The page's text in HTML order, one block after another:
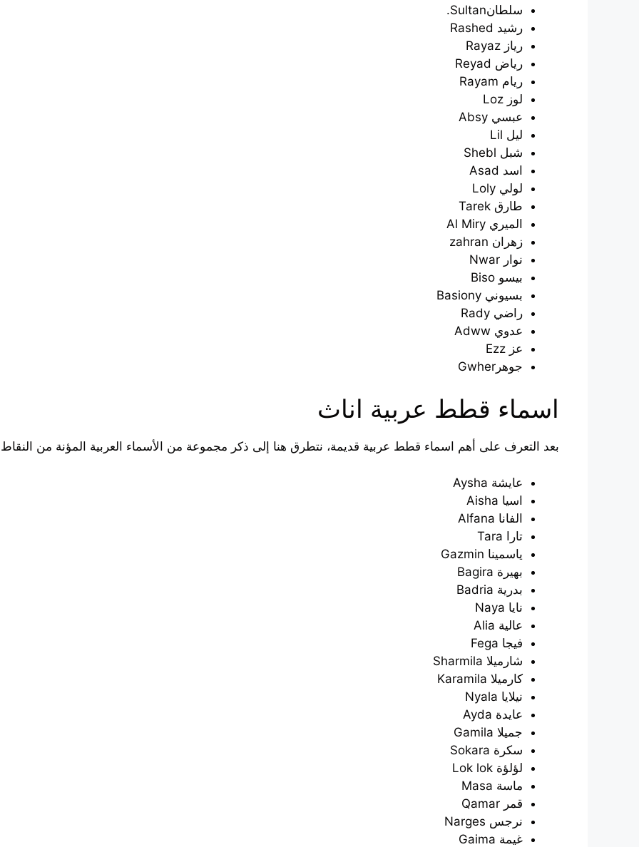
سلطانSultan.
رشيد Rashed
رياز Rayaz
رياض Reyad
ريام Rayam
لوز Loz
عبسي Absy
ليل Lil
شبل Shebl
اسد Asad
لولي Loly
طارق Tarek
الميري Al Miry
زهران zahran
نوار Nwar
بيسو Biso
بسيوني Basiony
راضي Rady
عدوي Adww
عز Ezz
جوهرGwher
اسماء قطط عربية اناث
بعد التعرف على أهم اسماء قطط عربية قديمة، نتطرق هنا إلى ذكر مجموعة من الأسماء العربية المؤنة من النقاط
عايشة Aysha
اسيا Aisha
الفانا Alfana
تارا Tara
ياسمينا Gazmin
بهيرة Bagira
بدرية Badria
نايا Naya
عالية Alia
فيجا Fega
شارميلا Sharmila
كارميلا Karamila
نيلايا Nyala
عايدة Ayda
جميلا Gamila
سكرة Sokara
لؤلؤة Lok lok
ماسة Masa
قمر Qamar
نرجس Narges
غيمة Gaima